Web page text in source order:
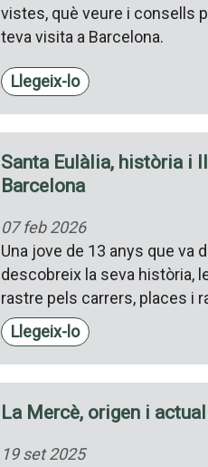
vistes, què veure i consells
teva visita a Barcelona.
Llegeix-lo
Santa Eulàlia, història i
Barcelona
07 feb 2026
Una jove de 13 anys que va
descobreix la seva història,
rastre pels carrers, places i
Llegeix-lo
La Mercè, origen i
19 set 2025